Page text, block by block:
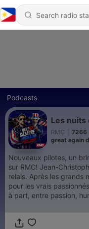
Podcasts
Les nuits
RMC
7266
great again
Nouveaux pilotes, un
sur RMC! Jean-
relais. Après les grands
pour les vrais
à part, entre passion,
franc-parler et second
vannes, imitations et